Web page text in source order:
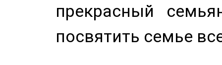
прекрасный
посвятить семье